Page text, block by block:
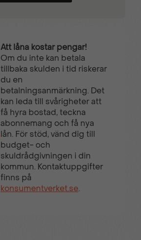
Att låna kostar pengar!
Om du inte kan betala
tillbaka skulden i tid riskerar
du en
betalningsanmärkning. Det
kan leda till svårigheter att
få hyra bostad, teckna
abonnemang och få nya
lån. För stöd, vänd dig till
budget- och
skuldrådgivningen i din
kommun. Kontaktuppgifter
finns på
konsumentverket.se.